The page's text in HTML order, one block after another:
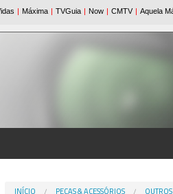
INÍCIO PEÇAS & ACESSÓRIOS OUTROS